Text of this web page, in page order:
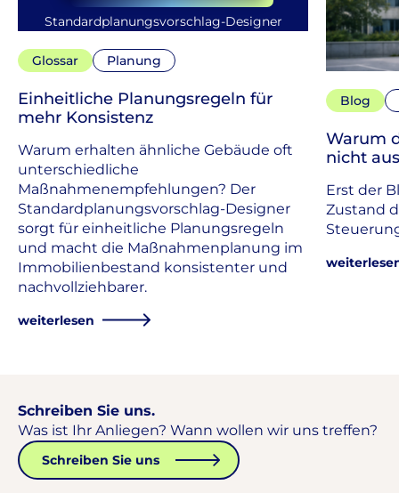
Standardplanungsvorschlag-Designer
Glossar Planung
Einheitliche Planungsregeln für
mehr Konsistenz
Warum erhalten ähnliche Gebäude oft
unterschiedliche
Maßnahmenempfehlungen? Der
Standardplanungsvorschlag-Designer
sorgt für einheitliche Planungsregeln
und macht die Maßnahmenplanung im
Immobilienbestand konsistenter und
nachvollziehbarer.
weiterlesen
Blog
Warum
nicht
Erst der
Zustand
Schreiben Sie uns.
Was ist Ihr Anliegen? Wann wollen wir uns treffen?
Schreiben Sie uns